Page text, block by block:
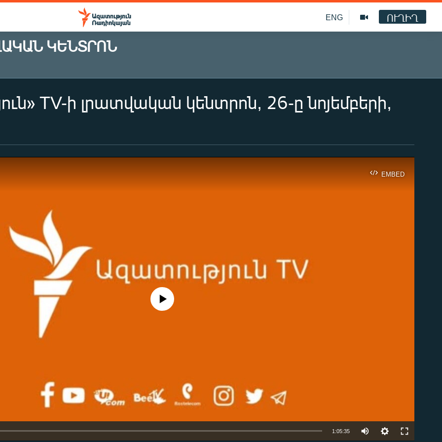
ENG ՈՒՂԻՂ
ԿԵՆՏՐՈՆ
TV-ի լրատվական կենտրոն, 26-ը նոյեմբերի,
EMBED
No media source currently available
1:05:35